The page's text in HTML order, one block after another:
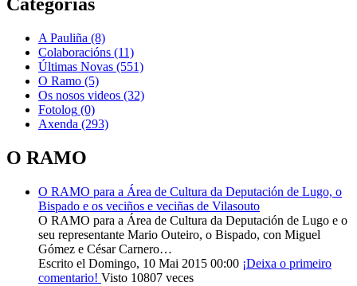
Categorías
A Pauliña (8)
Colaboracións (11)
Últimas Novas (551)
O Ramo (5)
Os nosos videos (32)
Fotolog (0)
Axenda (293)
O RAMO
O RAMO para a Área de Cultura da Deputación de Lugo, o
Bispado e os veciños e veciñas de Vilasouto
O RAMO para a Área de Cultura da Deputación de Lugo e o
seu representante Mario Outeiro, o Bispado, con Miguel
Gómez e César Carnero…
Escrito el Domingo, 10 Mai 2015 00:00 ¡Deixa o primeiro
comentario! Visto 10807 veces